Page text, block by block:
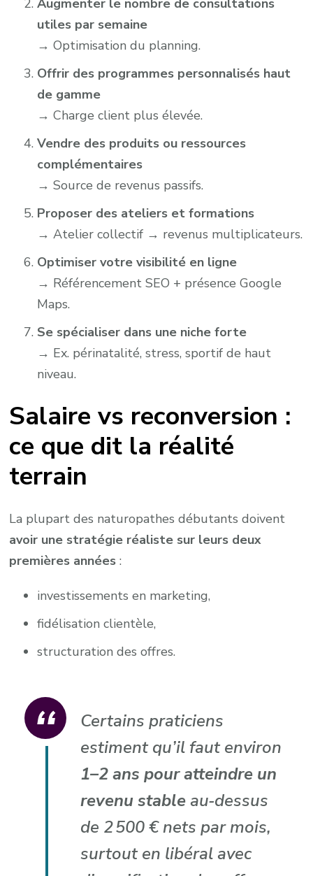
Augmenter le nombre de consultations
utiles par semaine
→ Optimisation du planning.
Offrir des programmes personnalisés haut
de gamme
→ Charge client plus élevée.
Vendre des produits ou ressources
complémentaires
→ Source de revenus passifs.
Proposer des ateliers et formations
→ Atelier collectif → revenus multiplicateurs.
Optimiser votre visibilité en ligne
→ Référencement SEO + présence Google
Maps.
Se spécialiser dans une niche forte
→ Ex. périnatalité, stress, sportif de haut
niveau.
Salaire vs reconversion :
ce que dit la réalité
terrain
La plupart des naturopathes débutants doivent
avoir une stratégie réaliste sur leurs deux
premières années :
investissements en marketing,
fidélisation clientèle,
structuration des offres.
Certains praticiens
estiment qu’il faut environ
1–2 ans pour atteindre un
revenu stableau‑dessus
de 2 500 € nets par mois,
surtout en libéral avec